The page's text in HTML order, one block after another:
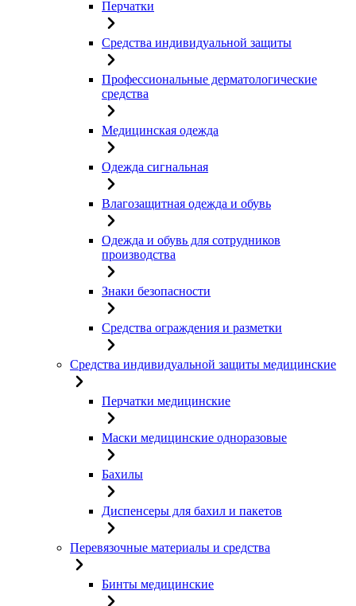
Перчатки
Средства индивидуальной защиты
Профессиональные дерматологические
средства
Медицинская одежда
Одежда сигнальная
Влагозащитная одежда и обувь
Одежда и обувь для сотрудников
производства
Знаки безопасности
Средства ограждения и разметки
Средства индивидуальной защиты медицинские
Перчатки медицинские
Маски медицинские одноразовые
Бахилы
Диспенсеры для бахил и пакетов
Перевязочные материалы и средства
Бинты медицинские